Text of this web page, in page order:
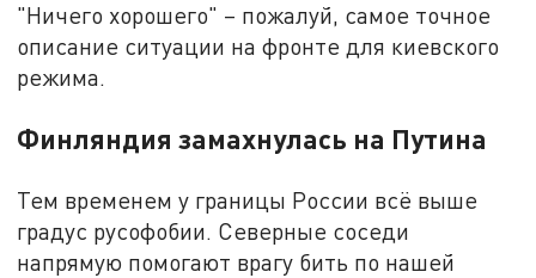
"Ничего хорошего" – пожалуй, самое точное
описание ситуации на фронте для киевского
режима.
Финляндия замахнулась на Путина
Тем временем у границы России всё выше
градус русофобии. Северные соседи
напрямую помогают врагу бить по нашей